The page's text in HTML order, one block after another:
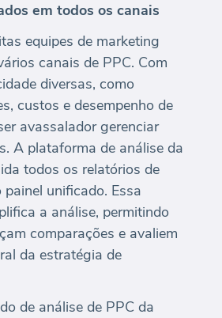
em todos os canais
equipes de marketing
canais de PPC. Com
diversas, como
custos e desempenho de
avassalador gerenciar
A plataforma de análise da
todos os relatórios de
unificado. Essa
a análise, permitindo
comparações e avaliem
da estratégia de
de análise de PPC da